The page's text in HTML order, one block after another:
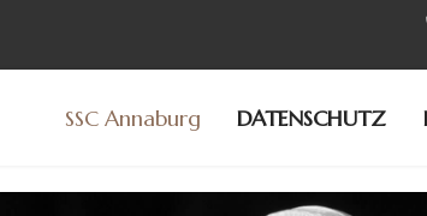
SSC Annaburg DATENSCHUTZ